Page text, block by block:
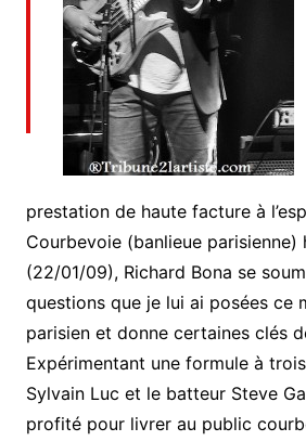
prestation de haute facture à
Courbevoie (banlieue parisienne)
(22/01/09), Richard Bona se
questions que je lui ai posées ce
parisien et donne certaines clés
Expérimentant une formule à
Sylvain Luc et le batteur Steve
profité pour livrer au public